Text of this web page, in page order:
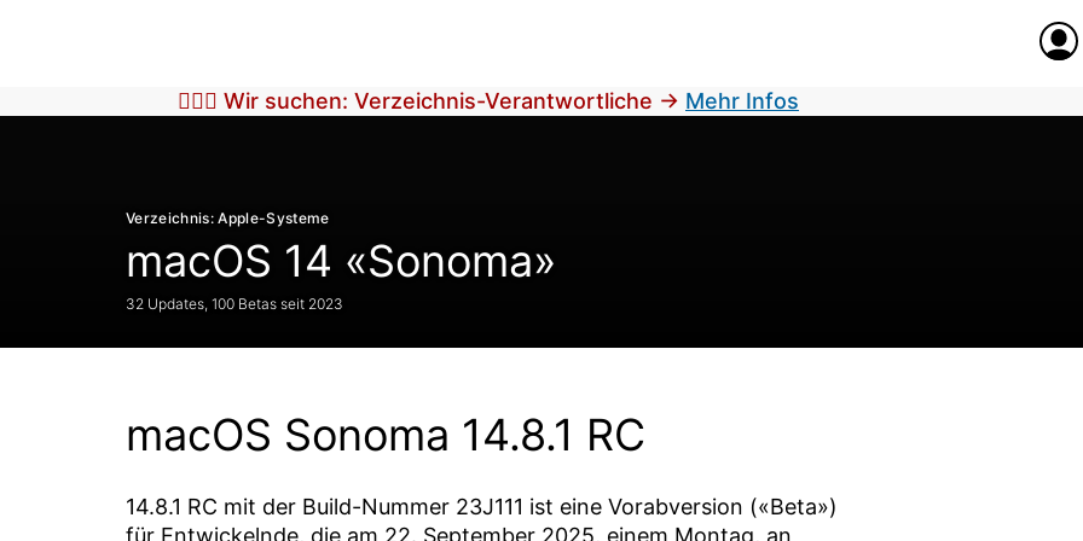
🕵🏼‍♀️ Wir suchen: Verzeichnis-Verantwortliche → Mehr Infos
Verzeichnis: Apple-Systeme
macOS 14 «Sonoma»
32 Updates, 100 Betas seit 2023
macOS Sonoma 14.8.1 RC
14.8.1 RC mit der Build-Nummer 23J111 ist eine Vorabversion («Beta»)
für Entwickelnde, die am 22. September 2025, einem Montag, an